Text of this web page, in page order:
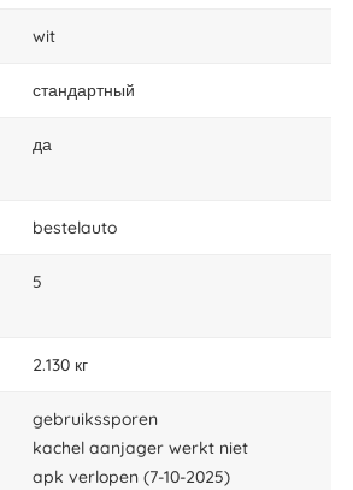
wit
стандартный
да
bestelauto
5
2.130 кг
gebruikssporen
kachel aanjager werkt niet
apk verlopen (7-10-2025)